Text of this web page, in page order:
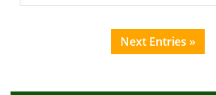
Next Entries »